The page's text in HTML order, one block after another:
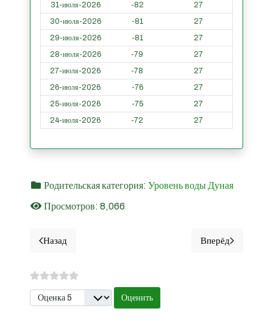
31-июля-2026
-82
27
30-июля-2026
-81
27
29-июля-2026
-81
27
28-июля-2026
-79
27
27-июля-2026
-78
27
26-июля-2026
-76
27
25-июля-2026
-75
27
24-июля-2026
-72 27
Родительская категория: Уровень воды Дуная
Просмотров: 8,066
Предыдущий материал: Раст - Уровни воды Дуная за
Назад
Следующий
Вперёд
Пожалуйста, оцените